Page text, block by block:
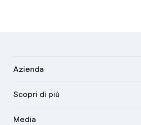
Azienda
Scopri di più
Media